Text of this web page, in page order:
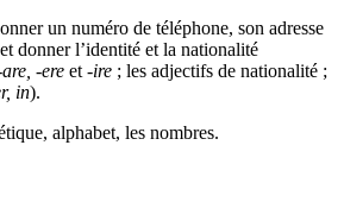
un numéro de téléphone, son adresse
donner l’identité et la nationalité
-ere et -ire ; les adjectifs de nationalité ;
in).
alphabet, les nombres.